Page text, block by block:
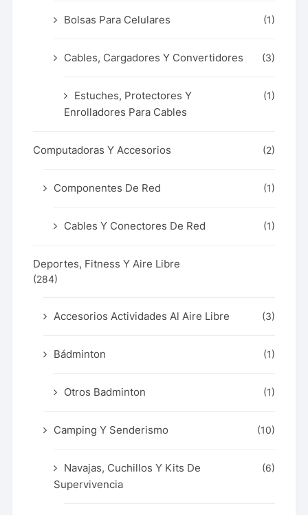
Bolsas Para Celulares (1)
Cables, Cargadores Y Convertidores (3)
Estuches, Protectores Y
Enrolladores Para Cables
(1)
Computadoras Y Accesorios (2)
Componentes De Red (1)
Cables Y Conectores De Red (1)
Deportes, Fitness Y Aire Libre
(284)
Accesorios Actividades Al Aire Libre (3)
Bádminton (1)
Otros Badminton (1)
Camping Y Senderismo (10)
Navajas, Cuchillos Y Kits De
Supervivencia
(6)